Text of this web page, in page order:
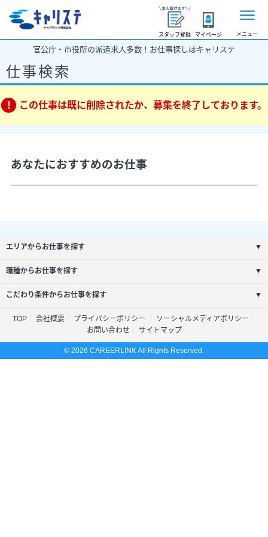
スタッフ登録 マイページ メニュー
官公庁・市役所の派遣求人多数！お仕事探しはキャリステ
仕事検索
この仕事は既に削除されたか、募集を終了しております。
あなたにおすすめのお仕事
エリアからお仕事を探す ▼
職種からお仕事を探す ▼
こだわり条件からお仕事を探す ▼
TOP 会社概要 プライバシーポリシー
ソーシャルメディアポリシー
お問い合わせ
サイトマップ
© 2026 CAREERLINK All Rights Reserved.